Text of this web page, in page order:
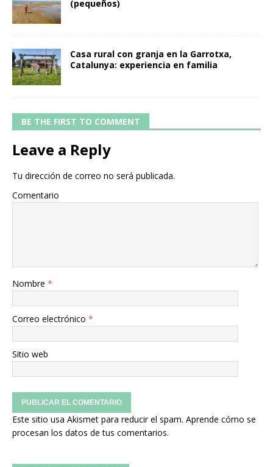
(pequeños)
Casa rural con granja en la Garrotxa,
Catalunya: experiencia en familia
BE THE FIRST TO COMMENT
Leave a Reply
Tu dirección de correo no será publicada.
Comentario
Nombre *
Correo electrónico *
Sitio web
Este sitio usa Akismet para reducir el spam. Aprende cómo se
procesan los datos de tus comentarios.